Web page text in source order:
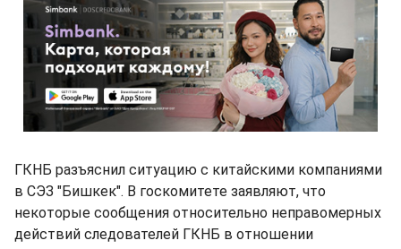
ГКНБ разъяснил ситуацию с китайскими компаниями
в СЭЗ "Бишкек". В госкомитете заявляют, что
некоторые сообщения относительно неправомерных
действий следователей ГКНБ в отношении